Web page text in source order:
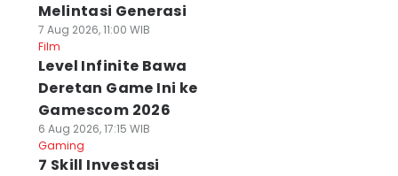
Melintasi Generasi
7 Aug 2026, 11:00 WIB
Film
Level Infinite Bawa
Deretan Game Ini ke
Gamescom 2026
6 Aug 2026, 17:15 WIB
Gaming
7 Skill Investasi